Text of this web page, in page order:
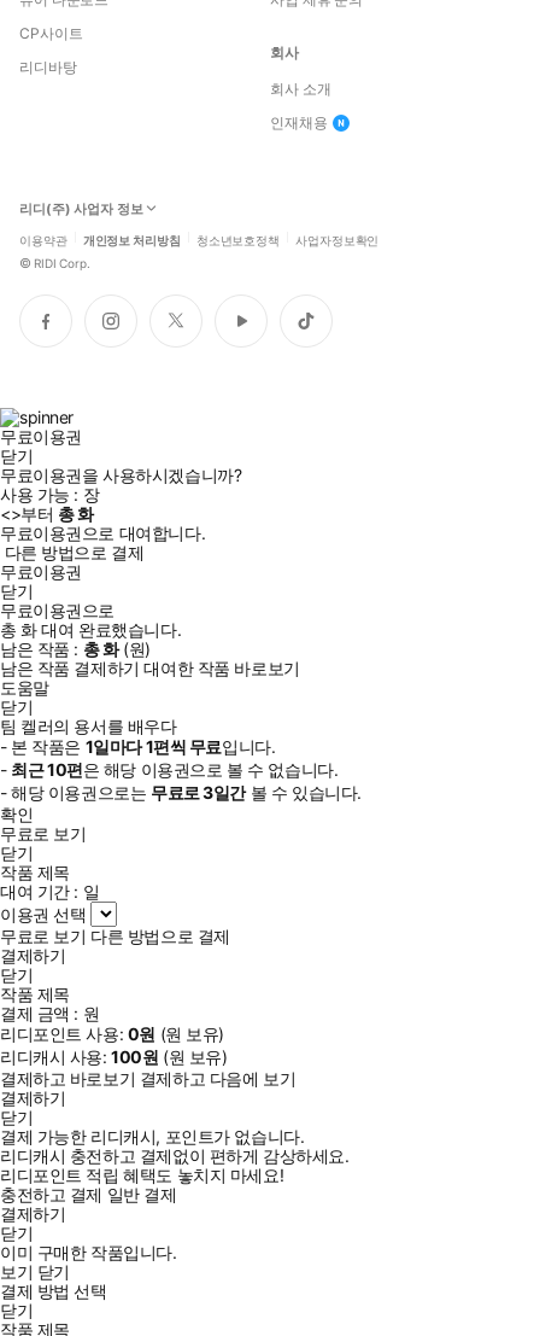
CP사이트
리디바탕
회사
회사 소개
인재채용
리디(주) 사업자 정보
이용약관 개인정보 처리방침 청소년보호정책 사업자정보확인
© RIDI Corp.
페
이
인
스
트
위
유
튜
틱
톡
무료이용권
닫기
무료이용권을 사용하시겠습니까?
사용 가능 : 장
<>부터 총화
무료이용권으로 대여합니다.
다른 방법으로 결제
무료이용권
닫기
무료이용권으로
총 화대여 완료했습니다.
남은 작품 : 총화(원)
남은 작품 결제하기 대여한 작품 바로보기
도움말
닫기
팀 켈러의 용서를 배우다
- 본 작품은 1일마다1편씩 무료입니다.
- 최근10편은 해당 이용권으로 볼 수 없습니다.
- 해당 이용권으로는 무료로3일간볼 수 있습니다.
확인
무료로 보기
닫기
작품 제목
대여 기간 : 일
이용권 선택
무료로 보기 다른 방법으로 결제
결제하기
닫기
작품 제목
결제 금액 : 원
리디포인트 사용: 0원 (원 보유)
리디캐시 사용:100원 (원 보유)
결제하고 바로보기 결제하고 다음에 보기
결제하기
닫기
결제 가능한 리디캐시, 포인트가 없습니다.
리디캐시 충전하고 결제없이 편하게 감상하세요.
리디포인트 적립 혜택도 놓치지 마세요!
충전하고 결제 일반 결제
결제하기
닫기
이미 구매한 작품입니다.
보기 닫기
결제 방법 선택
닫기
작품 제목